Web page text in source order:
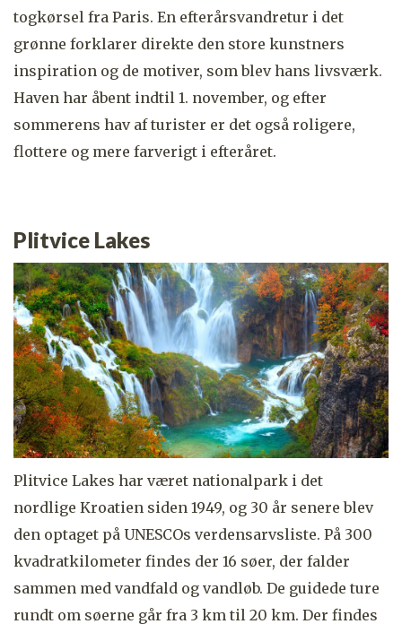
togkørsel fra Paris. En efterårsvandretur i det
grønne forklarer direkte den store kunstners
inspiration og de motiver, som blev hans livsværk.
Haven har åbent indtil 1. november, og efter
sommerens hav af turister er det også roligere,
flottere og mere farverigt i efteråret.
Plitvice Lakes
Plitvice Lakes har været nationalpark i det
nordlige Kroatien siden 1949, og 30 år senere blev
den optaget på UNESCOs verdensarvsliste. På 300
kvadratkilometer findes der 16 søer, der falder
sammen med vandfald og vandløb. De guidede ture
rundt om søerne går fra 3 km til 20 km. Der findes